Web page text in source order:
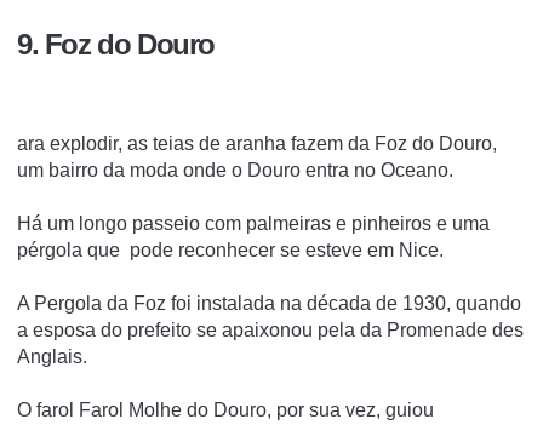
9. Foz do Douro
ara explodir, as teias de aranha fazem da Foz do Douro,
um bairro da moda onde o Douro entra no Oceano.
Há um longo passeio com palmeiras e pinheiros e uma
pérgola que pode reconhecer se esteve em Nice.
A Pergola da Foz foi instalada na década de 1930, quando
a esposa do prefeito se apaixonou pela da Promenade des
Anglais.
O farol Farol Molhe do Douro, por sua vez, guiou